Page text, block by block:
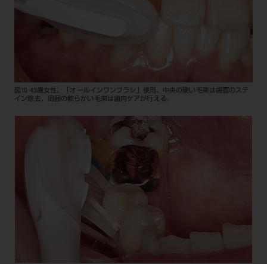
図10 43歳女性。「オールインワンブラシ」使用。中央の硬い毛束は歯面のステ
イン除去、周囲の軟らかい毛束は歯肉ケアが行える。